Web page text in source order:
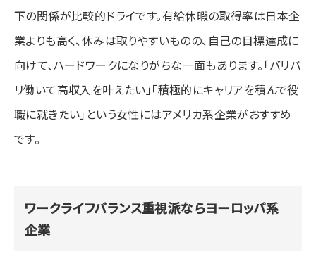
下の関係が比較的ドライです。有給休暇の取得率は日本企
業よりも高く、休みは取りやすいものの、自己の目標達成に
向けて、ハードワークになりがちな一面もあります。「バリバ
リ働いて高収入を叶えたい」「積極的にキャリアを積んで役
職に就きたい」という女性にはアメリカ系企業がおすすめ
です。
ワークライフバランス重視派ならヨーロッパ系
企業